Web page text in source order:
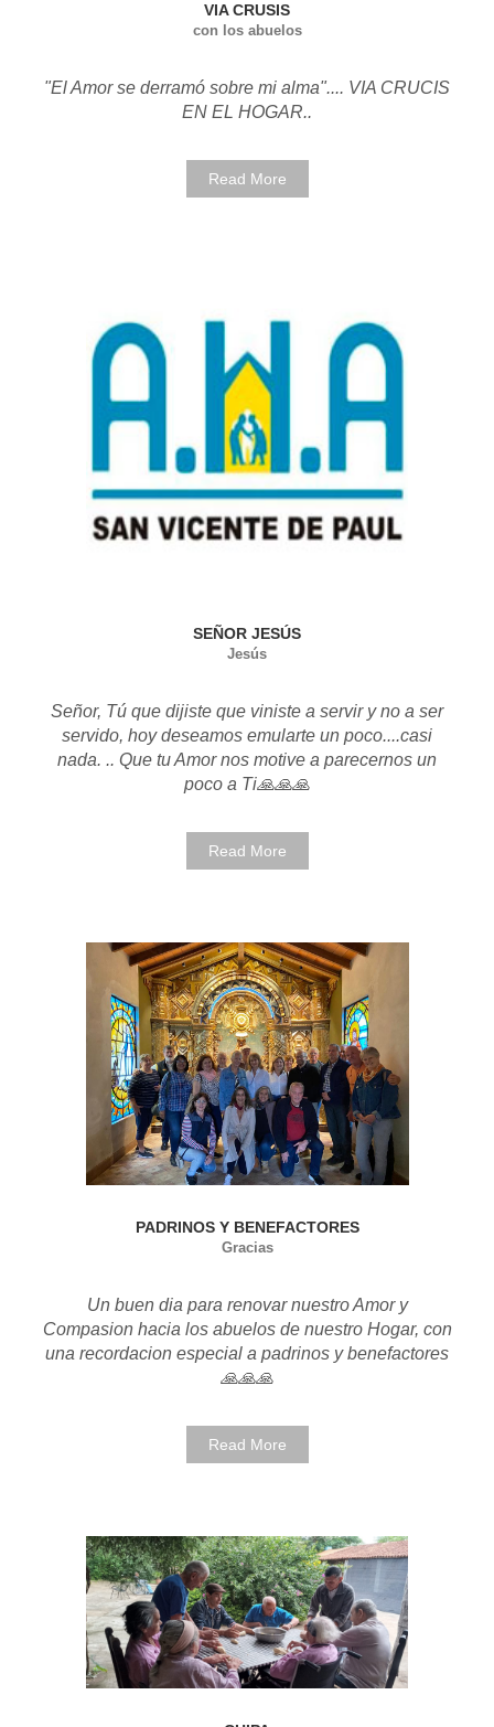
VIA CRUSIS
con los abuelos
"El Amor se derramó sobre mi alma".... VIA CRUCIS
EN EL HOGAR..
Read More
SEÑOR JESÚS
Jesús
Señor, Tú que dijiste que viniste a servir y no a ser
servido, hoy deseamos emularte un poco....casi
nada. .. Que tu Amor nos motive a parecernos un
poco a Ti🙏🙏🙏
Read More
PADRINOS Y BENEFACTORES
Gracias
Un buen dia para renovar nuestro Amor y
Compasion hacia los abuelos de nuestro Hogar, con
una recordacion especial a padrinos y benefactores
🙏🙏🙏
Read More